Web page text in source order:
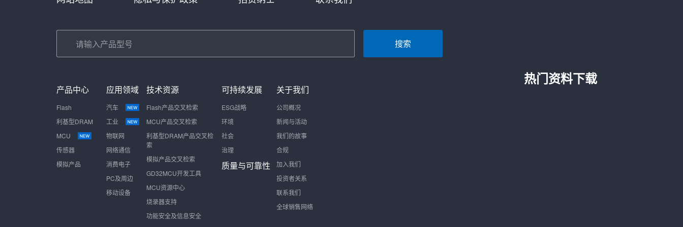
搜索
产品中心
Flash
利基型DRAM
MCU
传感器
模拟产品
应用领域
汽车
工业
物联网
网络通信
消费电子
PC及周边
移动设备
技术资源
Flash产品交叉检索
MCU产品交叉检索
利基型DRAM产品交叉检
索
模拟产品交叉检索
GD32MCU开发工具
MCU资源中心
烧录器支持
功能安全及信息安全
可持续发展
ESG战略
环境
社会
治理
质量与可靠性
关于我们
公司概况
新闻与活动
我们的故事
合规
加入我们
投资者关系
联系我们
全球销售网络
热门资料下载